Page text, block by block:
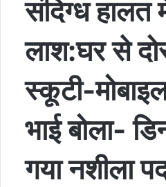
संदिग्ध हालत
लाश:घर से
स्कूटी-
भाई बोला-
गया नशीला